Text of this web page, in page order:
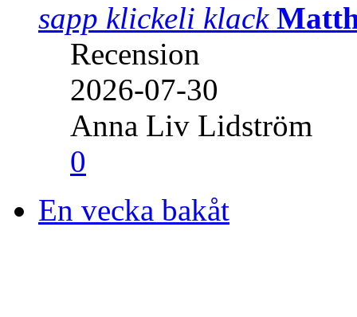
sapp klickeli klack
Recension
2026-07-30
Anna Liv Lidström
0
En vecka bakåt